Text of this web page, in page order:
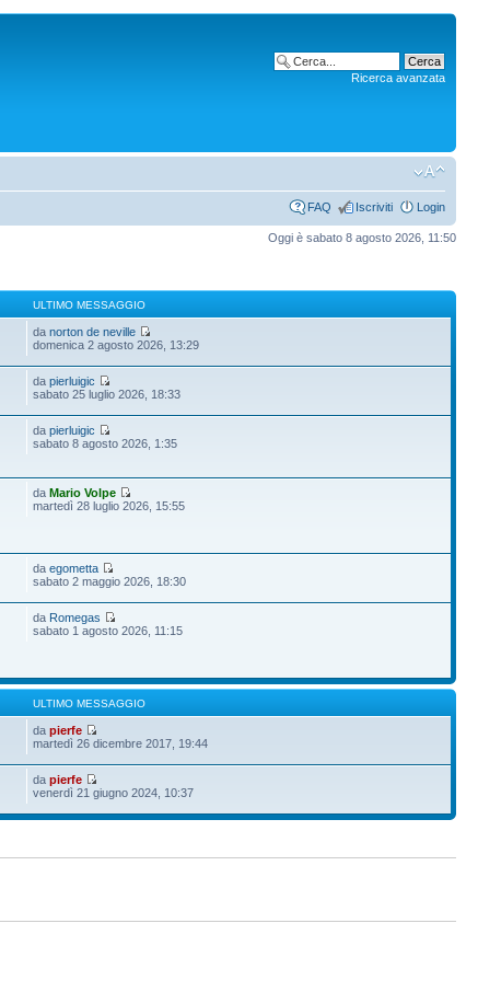
Ricerca avanzata
FAQ Iscriviti Login
Oggi è sabato 8 agosto 2026, 11:50
ULTIMO MESSAGGIO
danorton de neville
domenica 2 agosto 2026, 13:29
dapierluigic
sabato 25 luglio 2026, 18:33
dapierluigic
sabato 8 agosto 2026, 1:35
daMario Volpe
martedì 28 luglio 2026, 15:55
daegometta
sabato 2 maggio 2026, 18:30
da Romegas
sabato 1 agosto 2026, 11:15
ULTIMO MESSAGGIO
dapierfe
martedì 26 dicembre 2017, 19:44
dapierfe
venerdì 21 giugno 2024, 10:37